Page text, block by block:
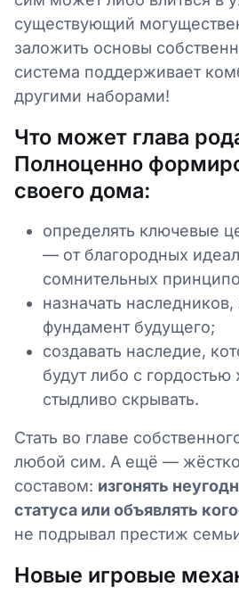
существующий
заложить основы
система поддерживает
другими наборами!
Что может глава
Полноценно
своего дома:
определять ключевые
— от благородных
сомнительных
назначать наследников,
фундамент будущего;
создавать наследие,
будут либо с гордостью
стыдливо скрывать.
Стать во главе
любой сим. А ещё — жёстко
составом: изгонять
статуса или объявлять
не подрывал престиж
Новые игровые